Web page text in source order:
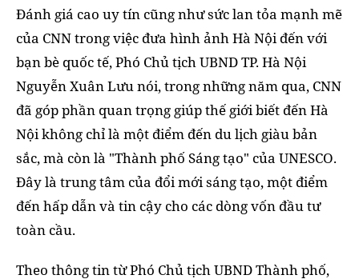
Đánh giá cao uy tín cũng như sức lan tỏa mạnh mẽ
của CNN trong việc đưa hình ảnh Hà Nội đến với
bạn bè quốc tế, Phó Chủ tịch UBND TP. Hà Nội
Nguyễn Xuân Lưu nói, trong những năm qua, CNN
đã góp phần quan trọng giúp thế giới biết đến Hà
Nội không chỉ là một điểm đến du lịch giàu bản
sắc, mà còn là "Thành phố Sáng tạo" của UNESCO.
Đây là trung tâm của đổi mới sáng tạo, một điểm
đến hấp dẫn và tin cậy cho các dòng vốn đầu tư
toàn cầu.
Theo thông tin từ Phó Chủ tịch UBND Thành phố,